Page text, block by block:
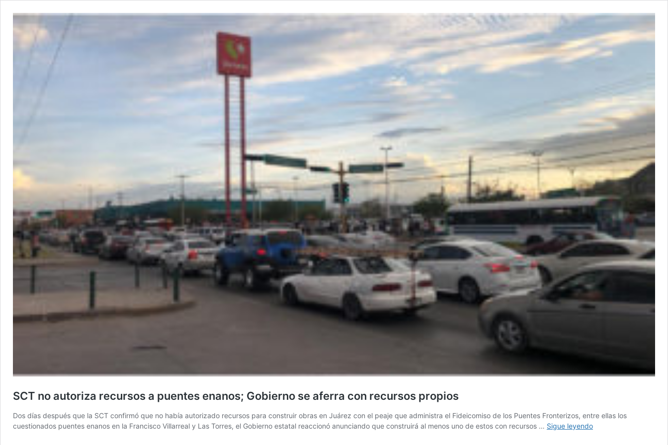
SCT no autoriza recursos a puentes enanos; Gobierno se aferra con recursos propios
Dos días después que la SCT confirmó que no había autorizado recursos para construir obras en Juárez con el peaje que administra el Fideicomiso de los Puentes Fronterizos, entre ellas los
cuestionados puentes enanos en la Francisco Villarreal y Las Torres, el Gobierno estatal reaccionó anunciando que construirá al menos uno de estos con recursos … Sigue leyendoSCT